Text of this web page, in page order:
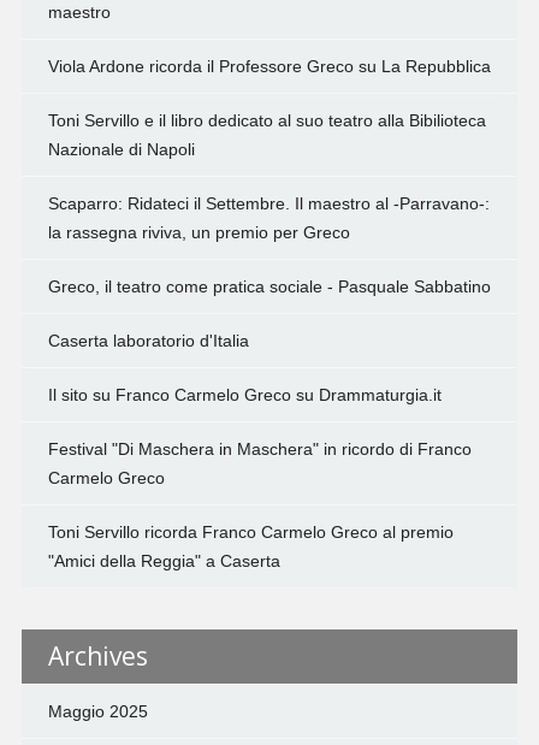
maestro
Viola Ardone ricorda il Professore Greco su La Repubblica
Toni Servillo e il libro dedicato al suo teatro alla Bibilioteca
Nazionale di Napoli
Scaparro: Ridateci il Settembre. Il maestro al -Parravano-:
la rassegna riviva, un premio per Greco
Greco, il teatro come pratica sociale - Pasquale Sabbatino
Caserta laboratorio d'Italia
Il sito su Franco Carmelo Greco su Drammaturgia.it
Festival "Di Maschera in Maschera" in ricordo di Franco
Carmelo Greco
Toni Servillo ricorda Franco Carmelo Greco al premio
"Amici della Reggia" a Caserta
Archives
Maggio 2025